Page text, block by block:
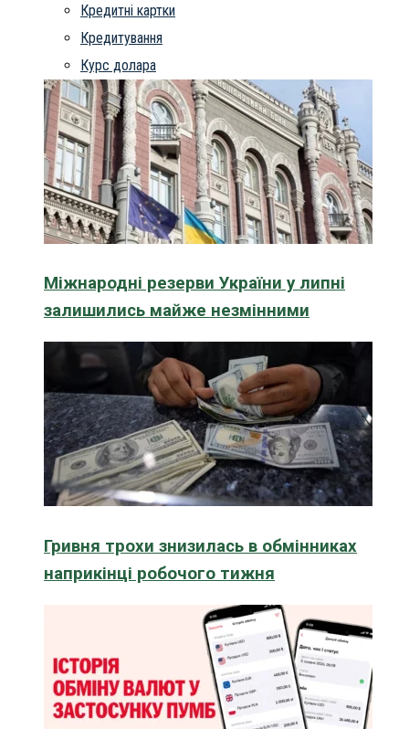
Кредитні картки
Кредитування
Курс долара
Міжнародні резерви України у липні
залишились майже незмінними
Гривня трохи знизилась в обмінниках
наприкінці робочого тижня